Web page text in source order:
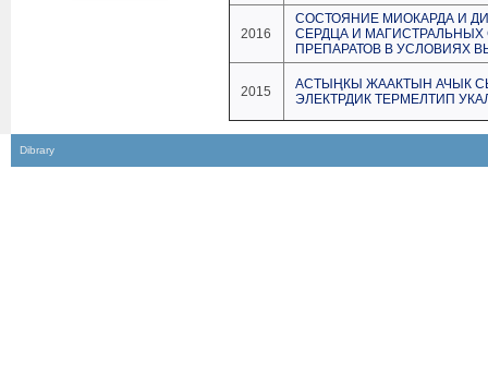
2016
СОСТОЯНИЕ МИОКАРДА И
СЕРДЦА И
ПРЕПАРАТОВ В УСЛОВИЯХ
2015
АСТЫҢКЫ ЖААКТЫН АЧЫК
ЭЛЕКТРДИК ТЕРМЕЛТИП
Dibrary